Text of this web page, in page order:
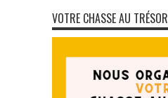
VOTRE CHASSE AU TRÉSOR